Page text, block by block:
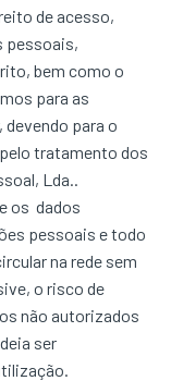
de acesso,
pessoais,
bem como o
para as
para o
tratamento dos
Lda..
os dados
pessoais e todo
na rede sem
o risco de
não autorizados
ser